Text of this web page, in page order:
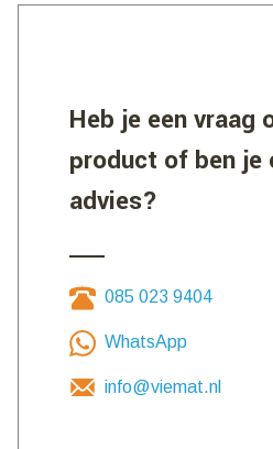
Heb je een vraag
product of ben je
advies?
085 023 9404
WhatsApp
info@viemat.nl